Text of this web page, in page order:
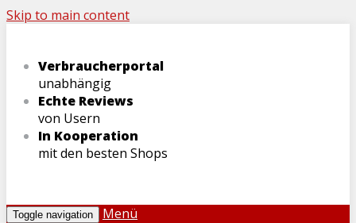
Skip to main content
Verbraucherportal
unabhängig
Echte Reviews
von Usern
In Kooperation
mit den besten Shops
Toggle navigation Menü